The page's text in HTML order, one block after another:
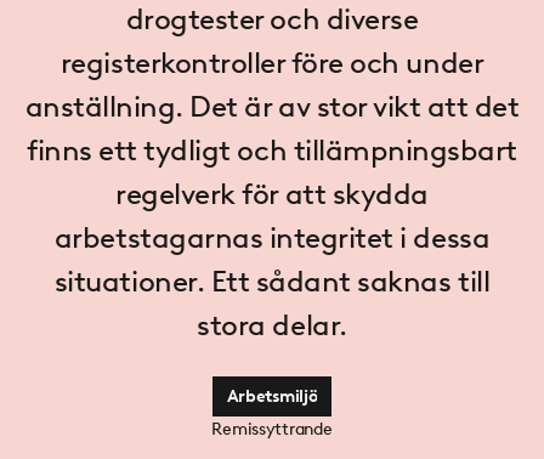
drogtester och diverse
registerkontroller före och under
anställning. Det är av stor vikt att det
finns ett tydligt och tillämpningsbart
regelverk för att skydda
arbetstagarnas integritet i dessa
situationer. Ett sådant saknas till
stora delar.
Arbetsmiljö
Remissyttrande